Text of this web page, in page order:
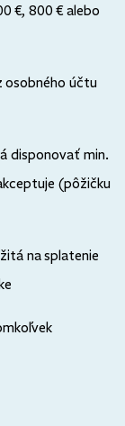
€, 800 € alebo
osobného účtu
disponovať min.
(pôžičku
na splatenie